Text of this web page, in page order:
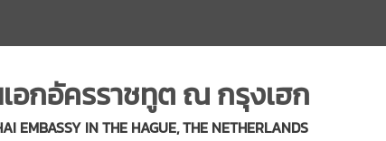
อกอัครราชทูต ณ กรุงเฮก
EMBASSY IN THE HAGUE, THE NETHERLANDS